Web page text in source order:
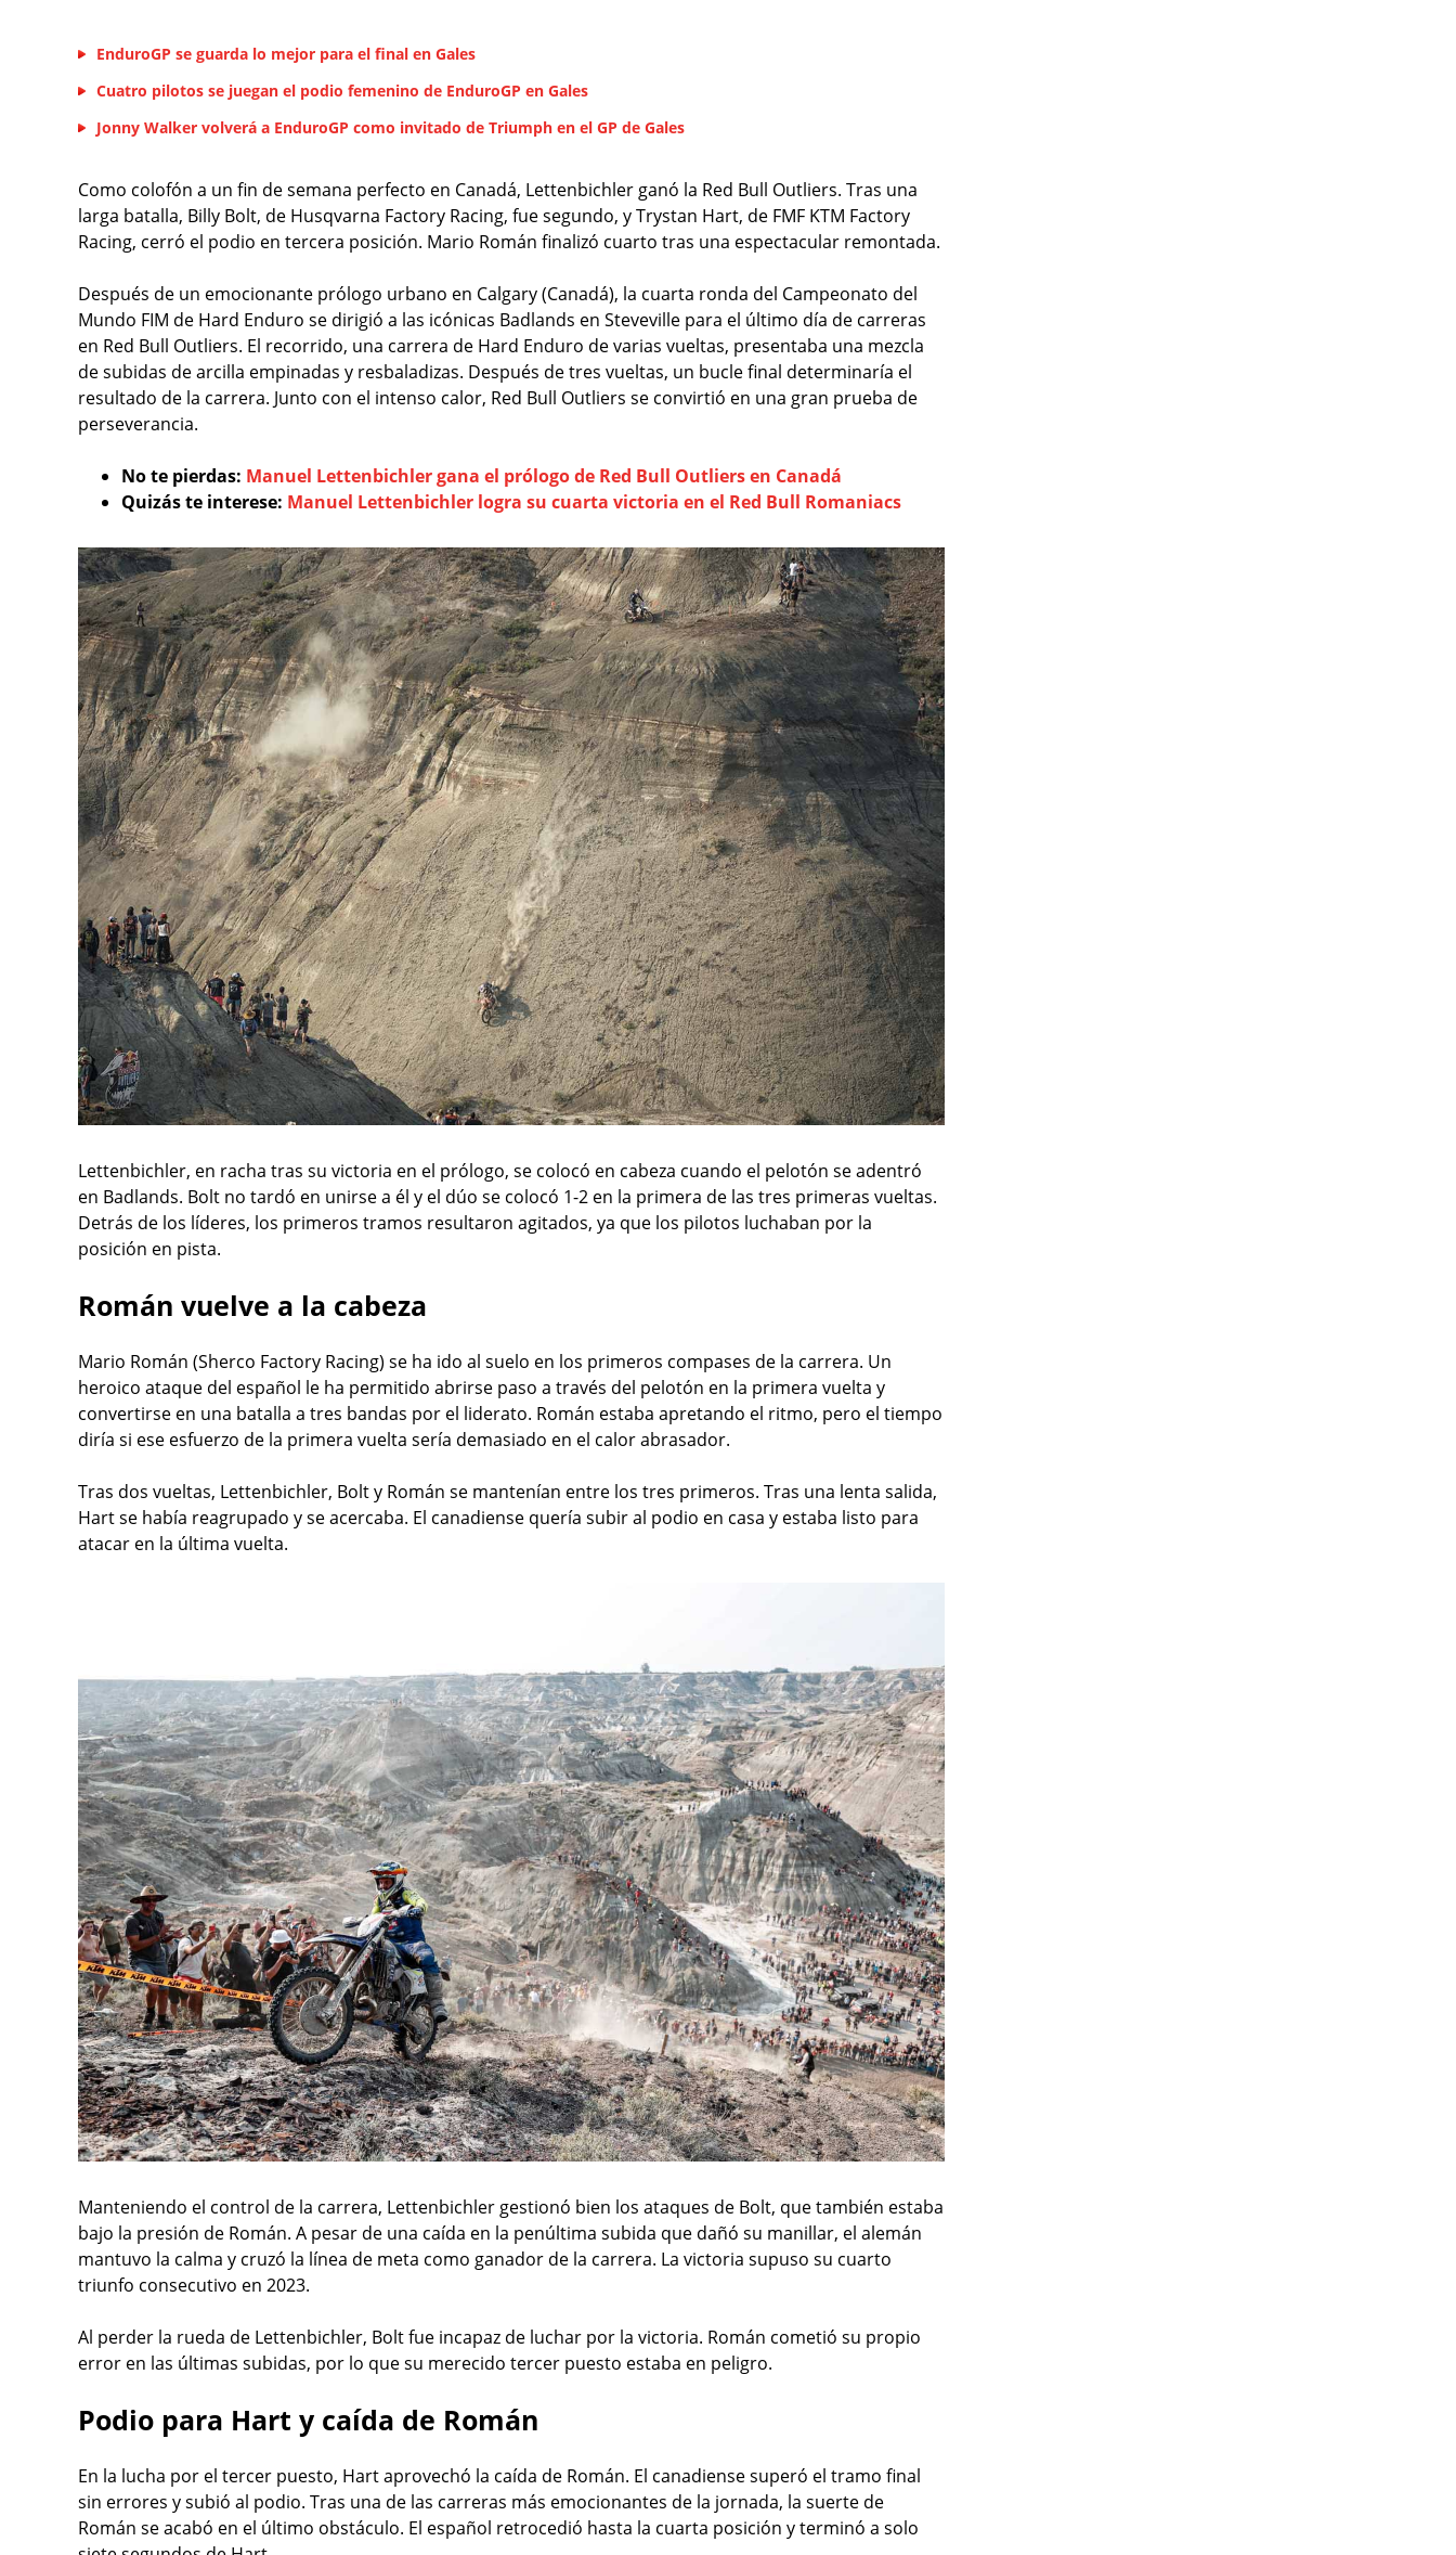
EnduroGP se guarda lo mejor para el final en Gales
Cuatro pilotos se juegan el podio femenino de EnduroGP en Gales
Jonny Walker volverá a EnduroGP como invitado de Triumph en el GP de Gales
Como colofón a un fin de semana perfecto en Canadá, Lettenbichler ganó la Red Bull Outliers. Tras una
larga batalla, Billy Bolt, de Husqvarna Factory Racing, fue segundo, y Trystan Hart, de FMF KTM Factory
Racing, cerró el podio en tercera posición. Mario Román finalizó cuarto tras una espectacular remontada.
Después de un emocionante prólogo urbano en Calgary (Canadá), la cuarta ronda del Campeonato del
Mundo FIM de Hard Enduro se dirigió a las icónicas Badlands en Steveville para el último día de carreras
en Red Bull Outliers. El recorrido, una carrera de Hard Enduro de varias vueltas, presentaba una mezcla
de subidas de arcilla empinadas y resbaladizas. Después de tres vueltas, un bucle final determinaría el
resultado de la carrera. Junto con el intenso calor, Red Bull Outliers se convirtió en una gran prueba de
perseverancia.
No te pierdas: Manuel Lettenbichler gana el prólogo de Red Bull Outliers en Canadá
Quizás te interese: Manuel Lettenbichler logra su cuarta victoria en el Red Bull Romaniacs
Lettenbichler, en racha tras su victoria en el prólogo, se colocó en cabeza cuando el pelotón se adentró
en Badlands. Bolt no tardó en unirse a él y el dúo se colocó 1-2 en la primera de las tres primeras vueltas.
Detrás de los líderes, los primeros tramos resultaron agitados, ya que los pilotos luchaban por la
posición en pista.
Román vuelve a la cabeza
Mario Román (Sherco Factory Racing) se ha ido al suelo en los primeros compases de la carrera. Un
heroico ataque del español le ha permitido abrirse paso a través del pelotón en la primera vuelta y
convertirse en una batalla a tres bandas por el liderato. Román estaba apretando el ritmo, pero el tiempo
diría si ese esfuerzo de la primera vuelta sería demasiado en el calor abrasador.
Tras dos vueltas, Lettenbichler, Bolt y Román se mantenían entre los tres primeros. Tras una lenta salida,
Hart se había reagrupado y se acercaba. El canadiense quería subir al podio en casa y estaba listo para
atacar en la última vuelta.
Manteniendo el control de la carrera, Lettenbichler gestionó bien los ataques de Bolt, que también estaba
bajo la presión de Román. A pesar de una caída en la penúltima subida que dañó su manillar, el alemán
mantuvo la calma y cruzó la línea de meta como ganador de la carrera. La victoria supuso su cuarto
triunfo consecutivo en 2023.
Al perder la rueda de Lettenbichler, Bolt fue incapaz de luchar por la victoria. Román cometió su propio
error en las últimas subidas, por lo que su merecido tercer puesto estaba en peligro.
Podio para Hart y caída de Román
En la lucha por el tercer puesto, Hart aprovechó la caída de Román. El canadiense superó el tramo final
sin errores y subió al podio. Tras una de las carreras más emocionantes de la jornada, la suerte de
Román se acabó en el último obstáculo. El español retrocedió hasta la cuarta posición y terminó a solo